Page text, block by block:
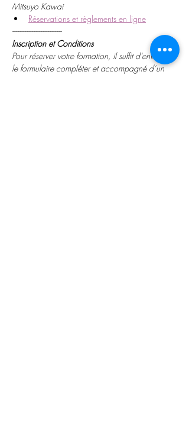
Mitsuyo Kawai
Réservations et règlements en ligne
----------------------------
Inscription et Conditions
Pour réserver votre formation, il suffit d'envoyer
le formulaire compléter et accompagné d’un